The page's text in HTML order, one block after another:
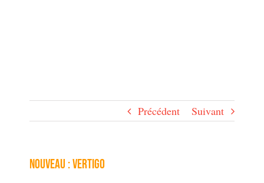
Précédent Suivant
nouveau : Vertigo